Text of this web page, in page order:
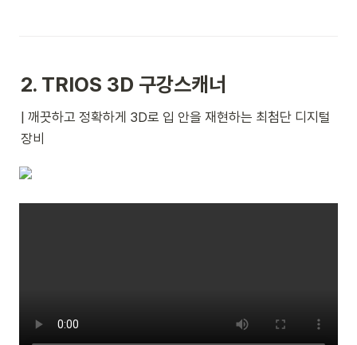
2. TRIOS 3D 구강스캐너
| 깨끗하고 정확하게 3D로 입 안을 재현하는 최첨단 디지털
장비